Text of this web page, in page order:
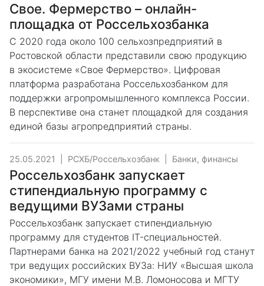
Свое. Фермерство – онлайн-
площадка от Россельхозбанка
С 2020 года около 100 сельхозпредприятий в
Ростовской области представили свою продукцию
в экосистеме «Свое Фермерство». Цифровая
платформа разработана Россельхозбанком для
поддержки агропромышленного комплекса России.
В перспективе она станет площадкой для создания
единой базы агропредприятий страны.
25.05.2021 РСХБ/Россельхозбанк Банки, финансы
Россельхозбанк запускает
стипендиальную программу с
ведущими ВУЗами страны
Россельхозбанк запускает стипендиальную
программу для студентов IT-специальностей.
Партнерами банка на 2021/2022 учебный год станут
три ведущих российских ВУЗа: НИУ «Высшая школа
экономики», МГУ имени М.В. Ломоносова и МГТУ